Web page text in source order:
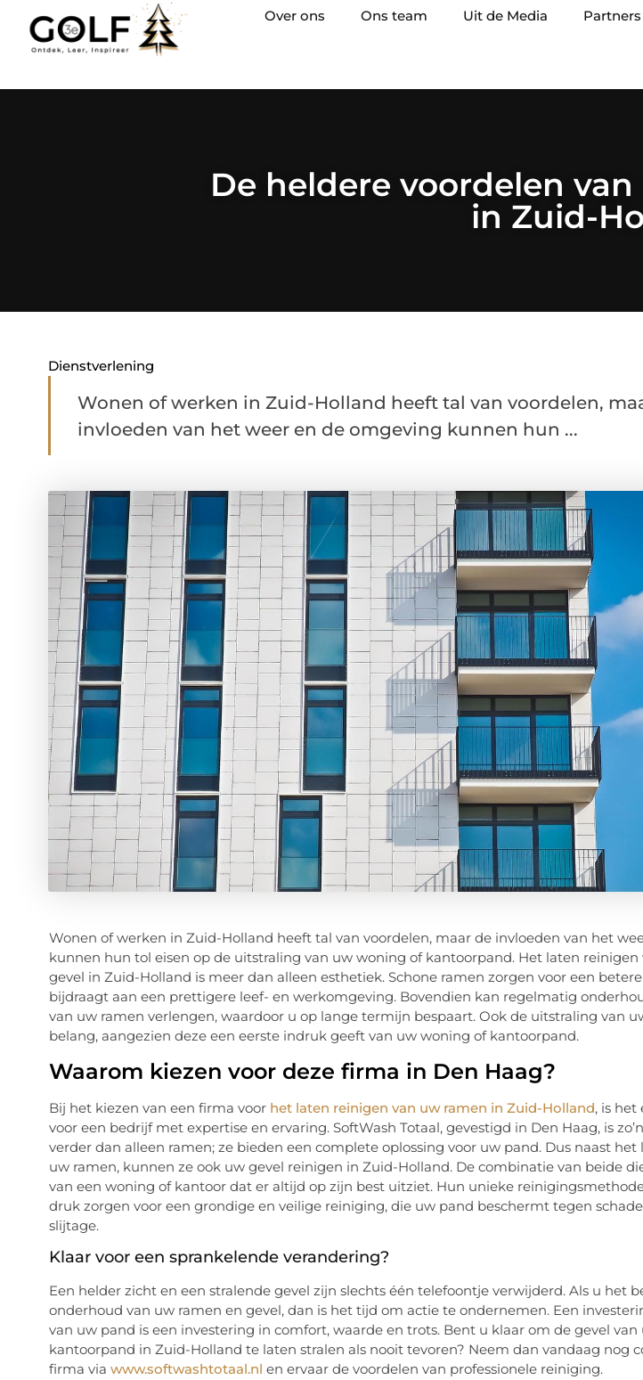
Over ons Ons team Uit de Media Partners
De heldere voordelen
in Zuid-
Dienstverlening
Wonen of werken in Zuid-Holland heeft tal van voordelen,
invloeden van het weer en de omgeving kunnen hun ...
Wonen of werken in Zuid-Holland heeft tal van voordelen, maar de invloeden van het
kunnen hun tol eisen op de uitstraling van uw woning of kantoorpand. Het laten reinigen
gevel in Zuid-Holland is meer dan alleen esthetiek. Schone ramen zorgen voor een
bijdraagt aan een prettigere leef- en werkomgeving. Bovendien kan regelmatig
van uw ramen verlengen, waardoor u op lange termijn bespaart. Ook de uitstraling van
belang, aangezien deze een eerste indruk geeft van uw woning of kantoorpand.
Waarom kiezen voor deze firma in Den Haag?
Bij het kiezen van een firma voor het laten reinigen van uw ramen in Zuid-Holland, is het
voor een bedrijf met expertise en ervaring. SoftWash Totaal, gevestigd in Den Haag, is
verder dan alleen ramen; ze bieden een complete oplossing voor uw pand. Dus naast het
uw ramen, kunnen ze ook uw gevel reinigen in Zuid-Holland. De combinatie van beide
van een woning of kantoor dat er altijd op zijn best uitziet. Hun unieke
druk zorgen voor een grondige en veilige reiniging, die uw pand beschermt tegen
slijtage.
Klaar voor een sprankelende verandering?
Een helder zicht en een stralende gevel zijn slechts één telefoontje verwijderd. Als u het
onderhoud van uw ramen en gevel, dan is het tijd om actie te ondernemen. Een
van uw pand is een investering in comfort, waarde en trots. Bent u klaar om de gevel
kantoorpand in Zuid-Holland te laten stralen als nooit tevoren? Neem dan vandaag nog
firma via www.softwashtotaal.nl en ervaar de voordelen van professionele reiniging.